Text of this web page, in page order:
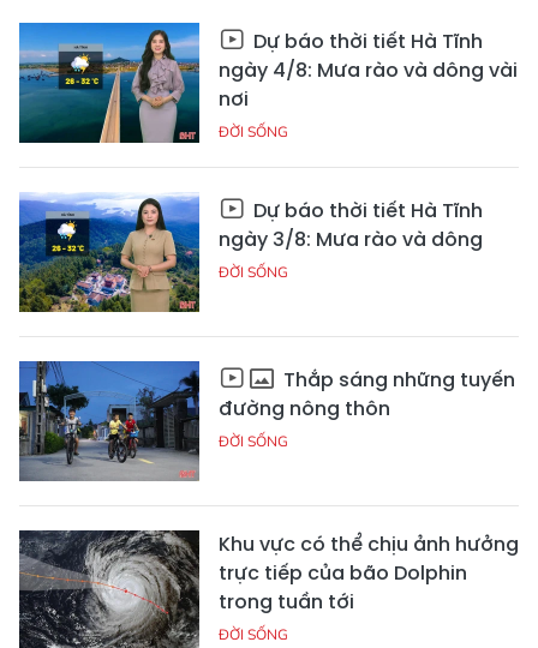
Dự báo thời tiết Hà Tĩnh
ngày 4/8: Mưa rào và dông vài
nơi
ĐỜI SỐNG
Dự báo thời tiết Hà Tĩnh
ngày 3/8: Mưa rào và dông
ĐỜI SỐNG
Thắp sáng những tuyến
đường nông thôn
ĐỜI SỐNG
Khu vực có thể chịu ảnh hưởng
trực tiếp của bão Dolphin
trong tuần tới
ĐỜI SỐNG